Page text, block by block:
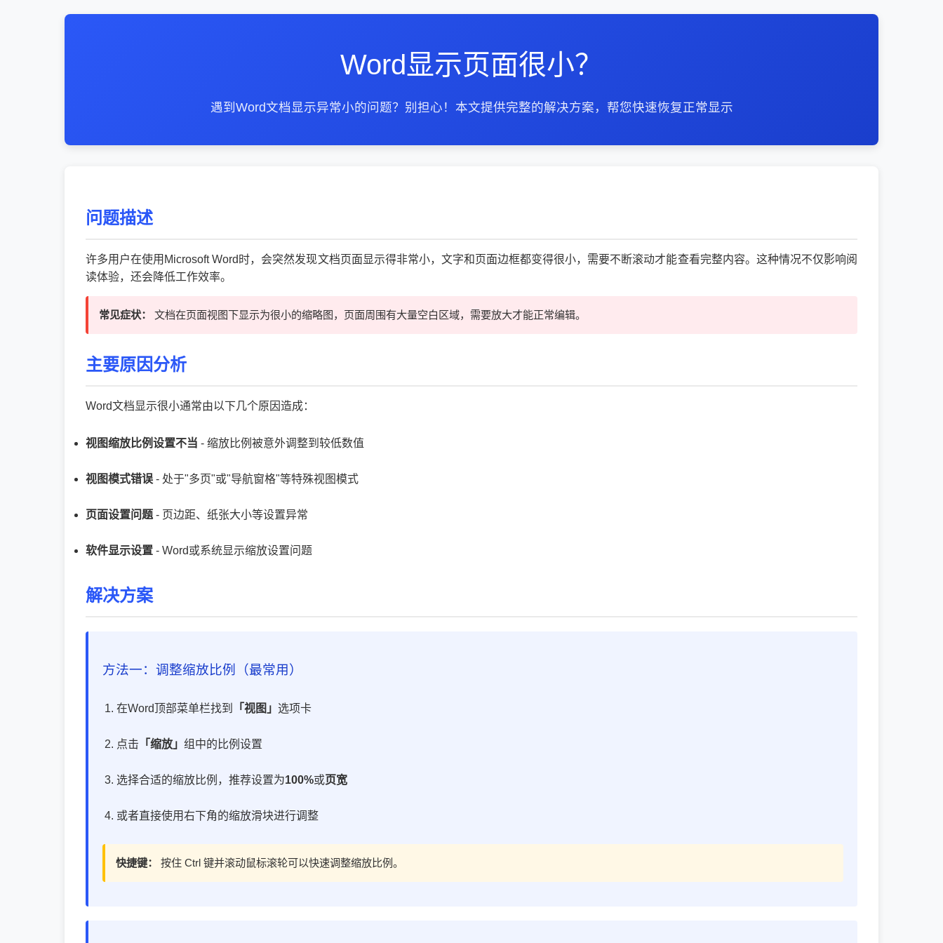
Word显示页面很小？
遇到Word文档显示异常小的问题？别担心！本文提供完整的解决方案，帮您快速恢复正常显示
问题描述
许多用户在使用Microsoft Word时，会突然发现文档页面显示得非常小，文字和页面边框都变得很小，需要不断滚动才能查看完整内容。这种情况不仅影响阅
读体验，还会降低工作效率。
常见症状： 文档在页面视图下显示为很小的缩略图，页面周围有大量空白区域，需要放大才能正常编辑。
主要原因分析
Word文档显示很小通常由以下几个原因造成：
视图缩放比例设置不当 - 缩放比例被意外调整到较低数值
视图模式错误 - 处于"多页"或"导航窗格"等特殊视图模式
页面设置问题 - 页边距、纸张大小等设置异常
软件显示设置 - Word或系统显示缩放设置问题
解决方案
方法一：调整缩放比例（最常用）
在Word顶部菜单栏找到 「视图」 选项卡
点击 「缩放」 组中的比例设置
选择合适的缩放比例，推荐设置为100%或页宽
或者直接使用右下角的缩放滑块进行调整
快捷键： 按住 Ctrl 键并滚动鼠标滚轮可以快速调整缩放比例。